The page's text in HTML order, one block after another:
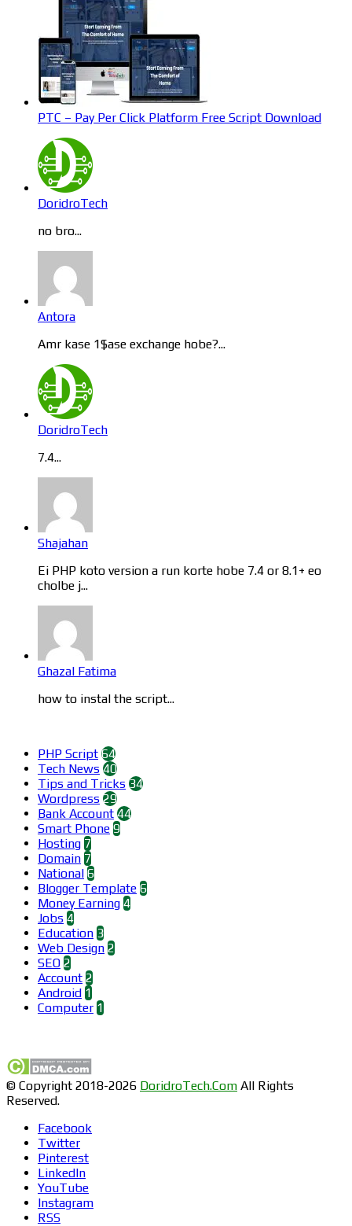
PTC – Pay Per Click Platform Free Script Download
DoridroTech
no bro...
Antora
Amr kase 1$ase exchange hobe?...
DoridroTech
7.4...
Shajahan
Ei PHP koto version a run korte hobe 7.4 or 8.1+ eo
cholbe j...
Ghazal Fatima
how to instal the script...
PHP Script 64
Tech News 40
Tips and Tricks 34
Wordpress 29
Bank Account 44
Smart Phone 9
Hosting 7
Domain 7
National 6
Blogger Template 6
Money Earning 4
Jobs 4
Education 3
Web Design 2
SEO 2
Account 2
Android 1
Computer 1
© Copyright 2018-2026 DoridroTech.Com All Rights
Reserved.
Facebook
Twitter
Pinterest
LinkedIn
YouTube
Instagram
RSS